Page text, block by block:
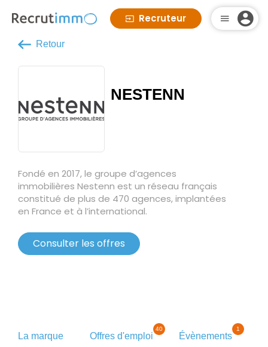
Recruteur
Retour
NESTENN
Fondé en 2017, le groupe d’agences
immobilières Nestenn est un réseau français
constitué de plus de 470 agences, implantées
en France et à l’international.
Consulter les offres
La marque Offres d'emploi
40
Évènements
1